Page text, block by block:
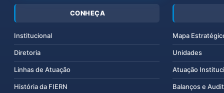
CONHEÇA
Institucional
Diretoria
Linhas de Atuação
História da FIERN
Mapa
Unidades
Atuação
Balanços e